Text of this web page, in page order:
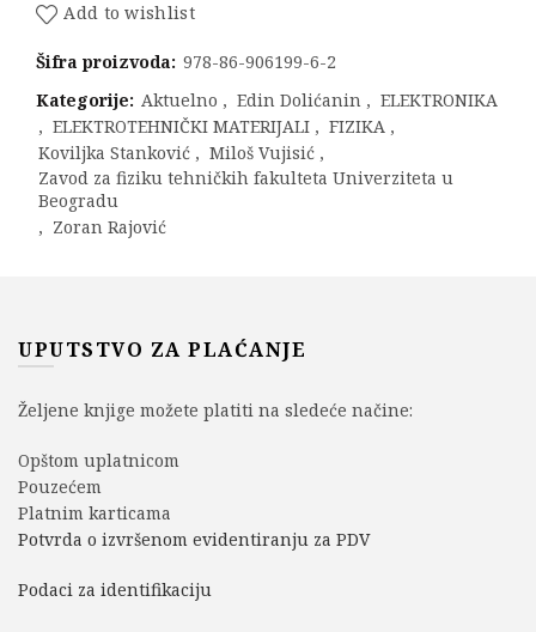
Add to wishlist
Šifra proizvoda: 978-86-906199-6-2
Kategorije: Aktuelno , Edin Dolićanin , ELEKTRONIKA
, ELEKTROTEHNIČKI MATERIJALI , FIZIKA ,
Koviljka Stanković , Miloš Vujisić ,
Zavod za fiziku tehničkih fakulteta Univerziteta u
Beogradu
, Zoran Rajović
UPUTSTVO ZA PLAĆANJE
Željene knjige možete platiti na sledeće načine:
Opštom uplatnicom
Pouzećem
Platnim karticama
Potvrda o izvršenom evidentiranju za PDV
Podaci za identifikaciju